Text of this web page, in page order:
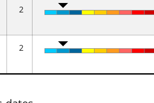
2
2